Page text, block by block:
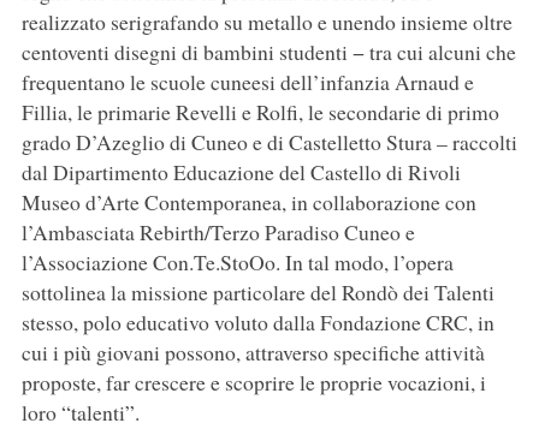
realizzato serigrafando su metallo e unendo insieme oltre
centoventi disegni di bambini studenti − tra cui alcuni che
frequentano le scuole cuneesi dell’infanzia Arnaud e
Fillia, le primarie Revelli e Rolfi, le secondarie di primo
grado D’Azeglio di Cuneo e di Castelletto Stura – raccolti
dal Dipartimento Educazione del Castello di Rivoli
Museo d’Arte Contemporanea, in collaborazione con
l’Ambasciata Rebirth/Terzo Paradiso Cuneo e
l’Associazione Con.Te.StoOo. In tal modo, l’opera
sottolinea la missione particolare del Rondò dei Talenti
stesso, polo educativo voluto dalla Fondazione CRC, in
cui i più giovani possono, attraverso specifiche attività
proposte, far crescere e scoprire le proprie vocazioni, i
loro “talenti”.